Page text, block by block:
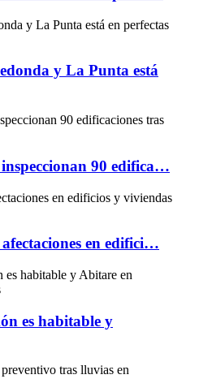
y La Punta está
90 edifica…
en edifici…
es habitable y